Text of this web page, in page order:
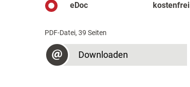
eDoc kostenfrei
PDF-Datei, 39 Seiten
Downloaden